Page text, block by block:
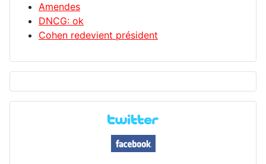
Amendes
DNCG: ok
Cohen redevient président